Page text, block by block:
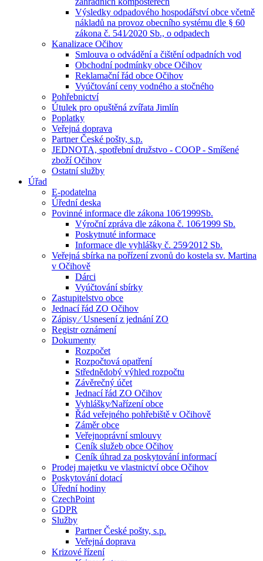
Výsledky odpadového hospodářství obce včetně
nákladů na provoz obecního systému dle § 60
zákona č. 541⁄2020 Sb., o odpadech
Kanalizace Očihov
Smlouva o odvádění a čištění odpadních vod
Obchodní podmínky obce Očihov
Reklamační řád obce Očihov
Vyúčtování ceny vodného a stočného
Pohřebnictví
Útulek pro opuštěná zvířata Jimlín
Poplatky
Veřejná doprava
Partner České pošty, s.p.
JEDNOTA, spotřební družstvo - COOP - Smíšené
zboží Očihov
Ostatní služby
Úřad
E-podatelna
Úřední deska
Povinné informace dle zákona 106⁄1999Sb.
Výroční zpráva dle zákona č. 106⁄1999 Sb.
Poskytnuté informace
Informace dle vyhlášky č. 259⁄2012 Sb.
Veřejná sbírka na pořízení zvonů do kostela sv. Martina
v Očihově
Dárci
Vyúčtování sbírky
Zastupitelstvo obce
Jednací řád ZO Očihov
Zápisy ⁄ Usnesení z jednání ZO
Registr oznámení
Dokumenty
Rozpočet
Rozpočtová opatření
Střednědobý výhled rozpočtu
Závěrečný účet
Jednací řád ZO Očihov
Vyhlášky⁄Nařízení obce
Řád veřejného pohřebiště v Očihově
Záměr obce
Veřejnoprávní smlouvy
Ceník služeb obce Očihov
Ceník úhrad za poskytování informací
Prodej majetku ve vlastnictví obce Očihov
Poskytování dotací
Úřední hodiny
CzechPoint
GDPR
Služby
Partner České pošty, s.p.
Veřejná doprava
Krizové řízení